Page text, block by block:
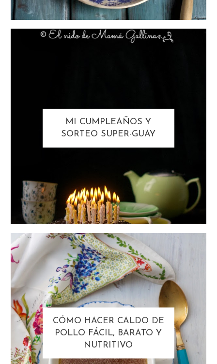
MI CUMPLEAÑOS Y
SORTEO SUPER-GUAY
CÓMO HACER CALDO DE
POLLO FÁCIL, BARATO Y
NUTRITIVO